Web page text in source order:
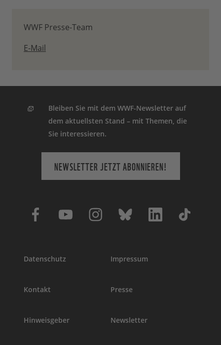
WWF Presse-Team
E-Mail
Bleiben Sie mit dem WWF-Newsletter auf
dem aktuellsten Stand – mit Themen, die
Sie interessieren.
NEWSLETTER JETZT ABONNIEREN!
Datenschutz Impressum
Kontakt Presse
Hinweisgeber Newsletter